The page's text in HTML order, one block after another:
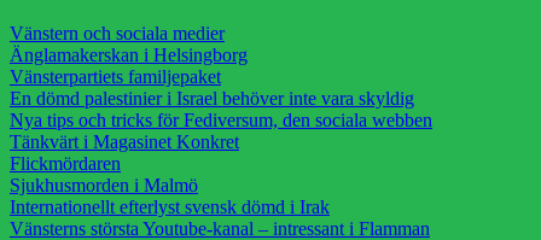
Vänstern och sociala medier
Änglamakerskan i Helsingborg
Vänsterpartiets familjepaket
En dömd palestinier i Israel behöver inte vara skyldig
Nya tips och tricks för Fediversum, den sociala webben
Tänkvärt i Magasinet Konkret
Flickmördaren
Sjukhusmorden i Malmö
Internationellt efterlyst svensk dömd i Irak
Vänsterns största Youtube-kanal – intressant i Flamman